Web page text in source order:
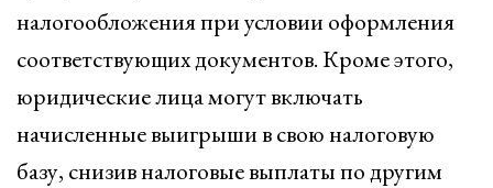
налогообложения при условии оформления
соответствующих документов. Кроме этого,
юридические лица могут включать
начисленные выигрыши в свою налоговую
базу, снизив налоговые выплаты по другим